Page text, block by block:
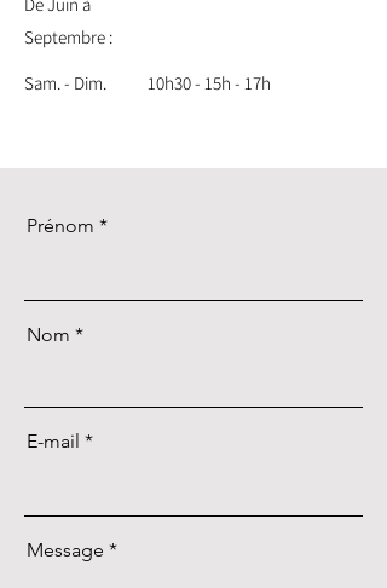
Septembre :
Sam. - Dim.
10h30 - 15h - 17h
Prénom
Nom
E-mail
Message